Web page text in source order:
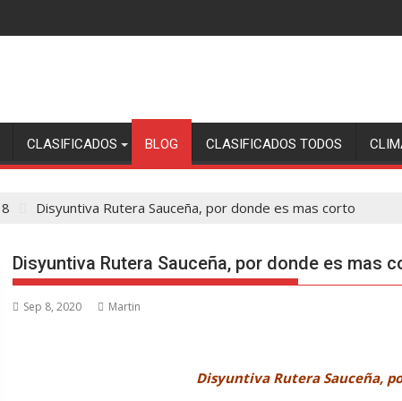
CLASIFICADOS BLOG CLASIFICADOS TODOS
8 Disyuntiva Rutera Sauceña, por donde es mas corto
Disyuntiva Rutera Sauceña, por donde es mas
Sep 8, 2020 Martin
Disyuntiva Rutera Sauceña,